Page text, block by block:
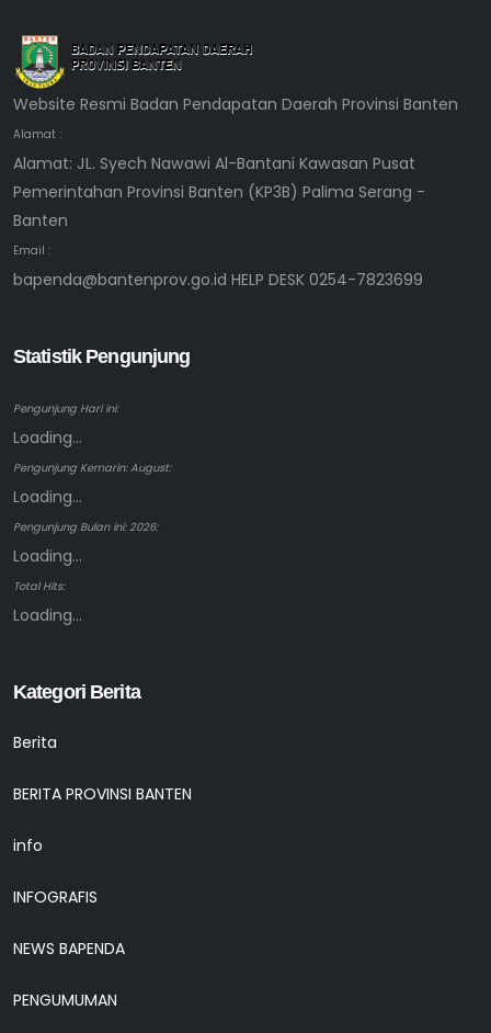
Website Resmi Badan Pendapatan Daerah Provinsi Banten
Alamat :
Alamat: JL. Syech Nawawi Al-Bantani Kawasan Pusat
Pemerintahan Provinsi Banten (KP3B) Palima Serang -
Banten
Email :
bapenda@bantenprov.go.id HELP DESK 0254-7823699
Statistik Pengunjung
Pengunjung Hari ini:
Loading...
Pengunjung Kemarin: August:
Loading...
Pengunjung Bulan ini: 2026:
Loading...
Total Hits:
Loading...
Kategori Berita
Berita
BERITA PROVINSI BANTEN
info
INFOGRAFIS
NEWS BAPENDA
PENGUMUMAN